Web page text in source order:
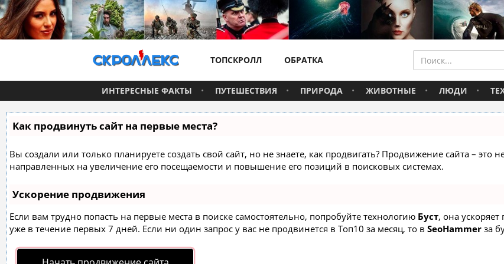
ТОПСКРОЛЛ ОБРАТКА
ИНТЕРЕСНЫЕ ФАКТЫ ПУТЕШЕСТВИЯ ПРИРОДА ЖИВОТНЫЕ ЛЮДИ
Как продвинуть сайт на первые места?
Вы создали или только планируете создать свой сайт, но не знаете, как продвигать? Продвижение сайта – это
направленных на увеличение его посещаемости и повышение его позиций в поисковых системах.
Ускорение продвижения
Если вам трудно попасть на первые места в поиске самостоятельно, попробуйте технологию Буст, она
уже в течение первых 7 дней. Если ни один запрос у вас не продвинется в Топ10 за месяц, то в SeoHammer за